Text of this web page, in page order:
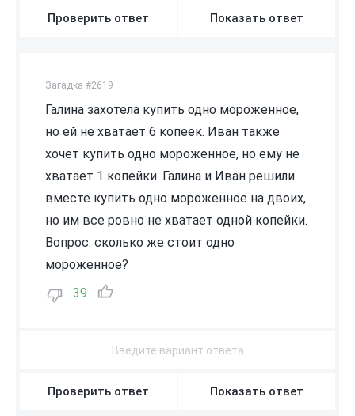
Проверить ответ Показать ответ
Загадка #2619
Галина захотела купить одно мороженное,
но ей не хватает 6 копеек. Иван также
хочет купить одно мороженное, но ему не
хватает 1 копейки. Галина и Иван решили
вместе купить одно мороженное на двоих,
но им все ровно не хватает одной копейки.
Вопрос: сколько же стоит одно
мороженное?
39
Проверить ответ Показать ответ